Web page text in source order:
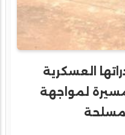
العسكرية
لمواجهة